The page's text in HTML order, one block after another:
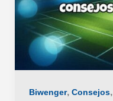
Biwenger, Consejos,